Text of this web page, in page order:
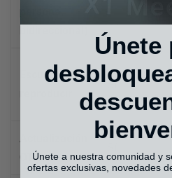
Escuchar y
Sí
Actualización
OTA
Únete
Únete a nuestra comunidad y
ofertas exclusivas, novedades